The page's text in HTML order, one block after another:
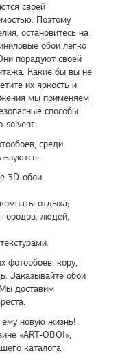
своей
Поэтому
остановитесь на
обои легко
порадуют своей
Какие бы вы не
их яркость и
мы применяем
способы
solvent.
среди
3D-обои;
отдыха;
людей,
фотообоев: кору,
Заказывайте обои
доставим
ему новую жизнь!
«ART-OBOI»,
каталога.